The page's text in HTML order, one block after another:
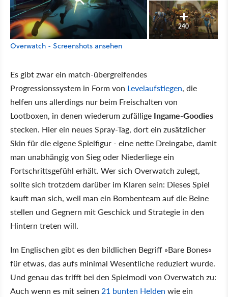
240
Overwatch - Screenshots ansehen
Es gibt zwar ein match-übergreifendes
Progressionssystem in Form von Levelaufstiegen, die
helfen uns allerdings nur beim Freischalten von
Lootboxen, in denen wiederum zufällige Ingame-Goodies
stecken. Hier ein neues Spray-Tag, dort ein zusätzlicher
Skin für die eigene Spielfigur - eine nette Dreingabe, damit
man unabhängig von Sieg oder Niederliege ein
Fortschrittsgefühl erhält. Wer sich Overwatch zulegt,
sollte sich trotzdem darüber im Klaren sein: Dieses Spiel
kauft man sich, weil man ein Bombenteam auf die Beine
stellen und Gegnern mit Geschick und Strategie in den
Hintern treten will.
Im Englischen gibt es den bildlichen Begriff »Bare Bones«
für etwas, das aufs minimal Wesentliche reduziert wurde.
Und genau das trifft bei den Spielmodi von Overwatch zu:
Auch wenn es mit seinen 21 bunten Helden wie ein